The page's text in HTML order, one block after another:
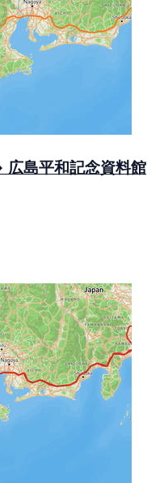
島平和記念資料館